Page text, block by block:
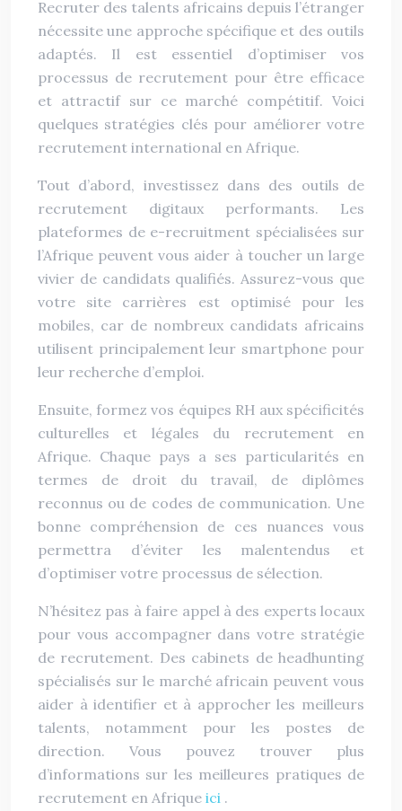
Recruter des talents africains depuis l’étranger
nécessite une approche spécifique et des outils
adaptés. Il est essentiel d’optimiser vos
processus de recrutement pour être efficace
et attractif sur ce marché compétitif. Voici
quelques stratégies clés pour améliorer votre
recrutement international en Afrique.
Tout d’abord, investissez dans des outils de
recrutement digitaux performants. Les
plateformes de e-recruitment spécialisées sur
l’Afrique peuvent vous aider à toucher un large
vivier de candidats qualifiés. Assurez-vous que
votre site carrières est optimisé pour les
mobiles, car de nombreux candidats africains
utilisent principalement leur smartphone pour
leur recherche d’emploi.
Ensuite, formez vos équipes RH aux spécificités
culturelles et légales du recrutement en
Afrique. Chaque pays a ses particularités en
termes de droit du travail, de diplômes
reconnus ou de codes de communication. Une
bonne compréhension de ces nuances vous
permettra d’éviter les malentendus et
d’optimiser votre processus de sélection.
N’hésitez pas à faire appel à des experts locaux
pour vous accompagner dans votre stratégie
de recrutement. Des cabinets de headhunting
spécialisés sur le marché africain peuvent vous
aider à identifier et à approcher les meilleurs
talents, notamment pour les postes de
direction. Vous pouvez trouver plus
d’informations sur les meilleures pratiques de
recrutement en Afrique ici .